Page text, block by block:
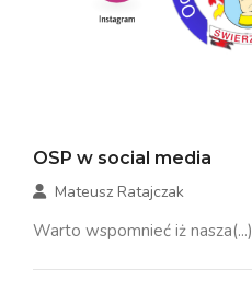
OSP w social media
Mateusz Ratajczak
Warto wspomnieć iż nasza(...)